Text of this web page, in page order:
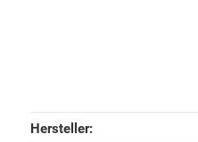
Hersteller: